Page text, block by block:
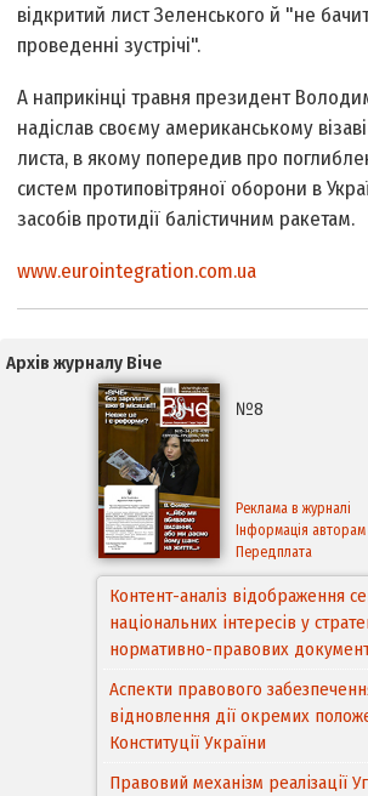
відкритий лист Зеленського й "не
проведенні зустрічі".
А наприкінці травня президент
надіслав своєму американському
листа, в якому попередив про
систем протиповітряної оборони в
засобів протидії балістичним ракетам.
www.eurointegration.com.ua
Архів журналу Віче
№8
Реклама в журналі
Інформація авторам
Передплата
Контент-аналіз відображення
національних інтересів у
нормативно-правових
Аспекти правового
відновлення дії окремих
Конституції України
Правовий механізм реалізації